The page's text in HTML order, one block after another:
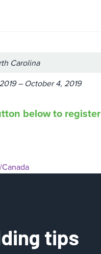
Carolina
– October 4, 2019
below to
tips